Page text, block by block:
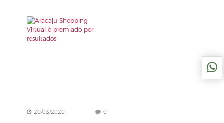
20/03/2020 0